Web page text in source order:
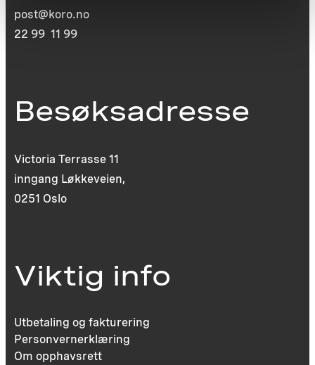
post@koro.no
22 99 11 99
Besøksadresse
Victoria Terrasse 11
inngang Løkkeveien,
0251 Oslo
Viktig info
Utbetaling og fakturering
Personvernerklæring
Om opphavsrett